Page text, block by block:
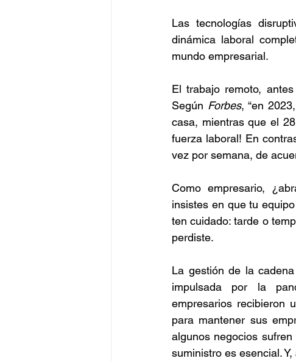
Las tecnologías
dinámica laboral
mundo empresarial.
El trabajo remoto,
Según Forbes, “en
casa, mientras que el
fuerza laboral! En
vez por semana, de
Como empresario,
insistes en que tu
ten cuidado: tarde o
perdiste.
La gestión de la
impulsada por la
empresarios recibieron
para mantener sus
algunos negocios
suministro es esencial.